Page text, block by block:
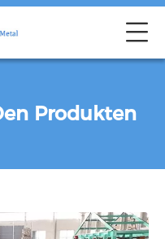
Produkten